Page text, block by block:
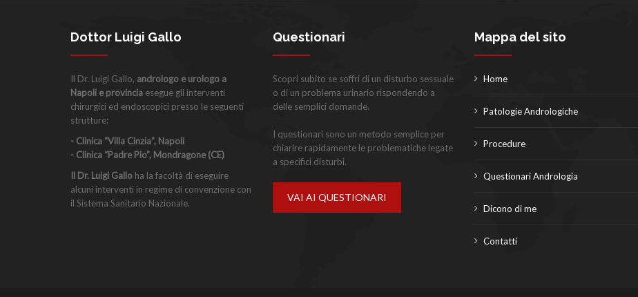
Dottor Luigi Gallo
Il Dr. Luigi Gallo, andrologo e urologo a
Napoli e provincia esegue gli interventi
chirurgici ed endoscopici presso le seguenti
strutture:
- Clinica “Villa Cinzia”, Napoli
- Clinica “Padre Pio”, Mondragone (CE)
Il Dr. Luigi Gallo ha la facoltà di eseguire
alcuni interventi in regime di convenzione con
il Sistema Sanitario Nazionale.
Questionari
Scopri subito se soffri di un disturbo sessuale
o di un problema urinario rispondendo a
delle semplici domande.
I questionari sono un metodo semplice per
chiarire rapidamente le problematiche legate
a specifici disturbi.
VAI AI QUESTIONARI
Mappa del sito
Home
Patologie Andrologiche
Procedure
Questionari Andrologia
Dicono di me
Contatti